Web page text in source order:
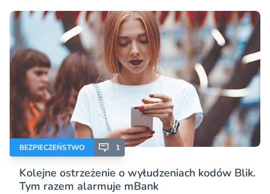
BEZPIECZEŃSTWO 1
Kolejne ostrzeżenie o wyłudzeniach kodów Blik.
Tym razem alarmuje mBank